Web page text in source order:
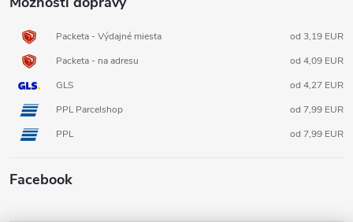
Packeta - Výdajné miesta
od 3,19 EUR
Packeta - na adresu
od 4,09 EUR
GLS
od 4,27 EUR
PPL Parcelshop
od 7,99 EUR
PPL
od 7,99 EUR
Facebook